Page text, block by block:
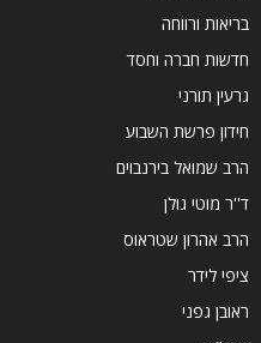
בריאות ורווחה
חדשות חברה וחסד
גרעין תורני
חידון פרשת השבוע
הרב שמואל בירנבוים
ד''ר מוטי גולן
הרב אהרון שטראוס
ציפי לידר
ראובן גפני